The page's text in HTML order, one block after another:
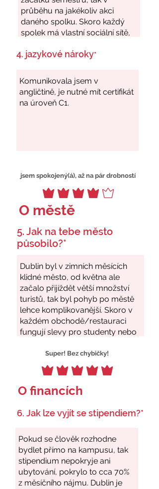
4. jazykové nároky*
jsem spokojený(á), až na pár drobností
O městě
5. Jak na tebe město
působilo?*
Super! Bez chybičky!
O financích
6. Jak lze vyjít se stipendiem?*